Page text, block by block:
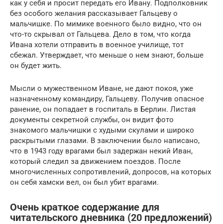
как у себя и просит передать его Ивану. Подполковник
без особого желания рассказывает Гальцеву о
мальчишке. По мимике военного было видно, что он
что-то скрывал от Гальцева. Дело в том, что когда
Ивана хотели отправить в военное училище, тот
сбежал. Утверждает, что меньше о нем знают, больше
он будет жить.
Мысли о мужественном Иване, не дают покоя, уже
назначенному командиру, Гальцеву. Получив опасное
ранение, он попадает в госпиталь в Берлин. Листая
документы секретной службы, он видит фото
знакомого мальчишки с худыми скулами и широко
раскрытыми глазами. В заключении было написано,
что в 1943 году врагами был задержан некий Иван,
который следил за движением поездов. После
многочисленных сопротивлений, допросов, на которых
он себя хамски вел, он был убит врагами.
Очень краткое содержание для
читательского дневника (20 предложений)